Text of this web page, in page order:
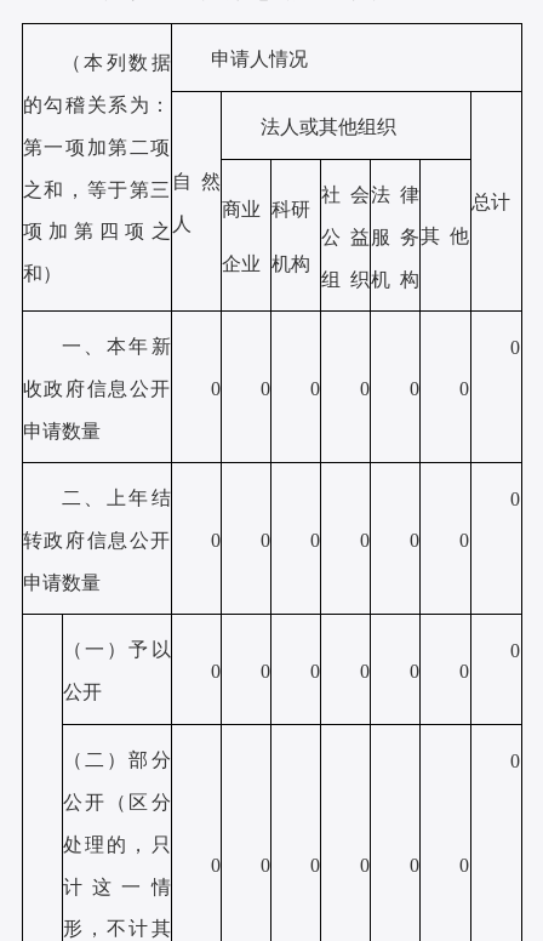
（本列数据
的勾稽关系为：
第一项加第二项
之和，等于第三
项加第四项之
和）
申请人情况
自然
人
法人或其他组织
总计
商业
企业
科研
机构
社会
公益
组 织
法律
服务
机 构
其 他
一、本年新
收政府信息公开
申请数量
0 0 0 0 0 0
0
二、上年结
转政府信息公开
申请数量
0 0 0 0 0 0
0
（一）予以
公开
0 0 0 0 0 0
0
（二）部分
公开 （区分
处理的，只
计这一情
形，不计其
0 0 0 0 0 0
0